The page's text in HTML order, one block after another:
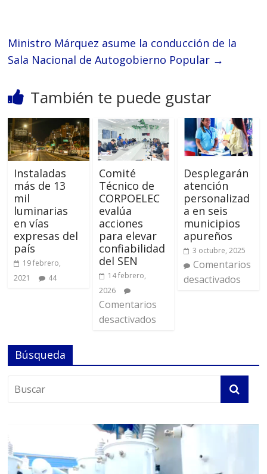
Ministro Márquez asume la conducción de la
Sala Nacional de Autogobierno Popular →
También te puede gustar
Instaladas
más de 13
mil
luminarias
en vías
expresas del
país
19 febrero,
2021
44
Comité
Técnico de
CORPOELEC
evalúa
acciones
para elevar
confiabilidad
del SEN
14 febrero,
2026
Comentarios
desactivados
Desplegarán
atención
personalizad
a en seis
municipios
apureños
3 octubre, 2025
Comentarios
desactivados
Búsqueda